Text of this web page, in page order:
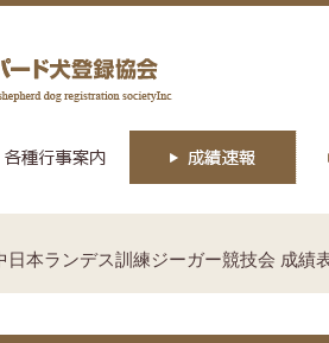
日本ランデス訓練ジーガー競技会 成績